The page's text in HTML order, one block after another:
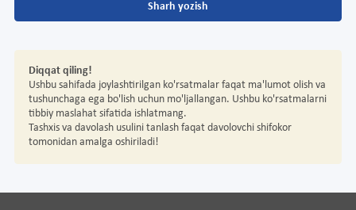
Sharh yozish
Diqqat qiling!
Ushbu sahifada joylashtirilgan ko'rsatmalar faqat ma'lumot olish va
tushunchaga ega bo'lish uchun mo'ljallangan. Ushbu ko'rsatmalarni
tibbiy maslahat sifatida ishlatmang.
Tashxis va davolash usulini tanlash faqat davolovchi shifokor
tomonidan amalga oshiriladi!